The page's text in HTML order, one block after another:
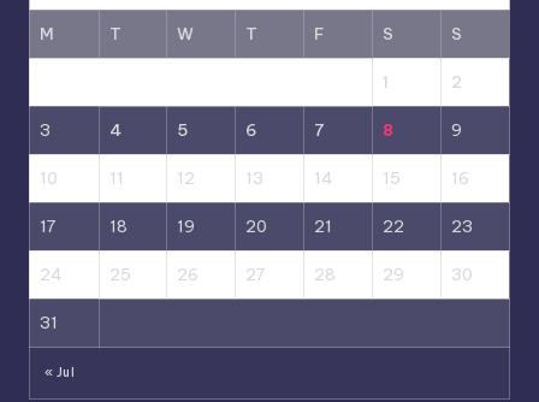
M T W T F S S
1 2
3 4 5 6 7 8 9
10 11 12 13 14 15 16
17 18 19 20 21 22 23
24 25 26 27 28 29 30
31
« Jul